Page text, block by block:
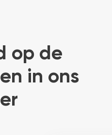
op de
in ons